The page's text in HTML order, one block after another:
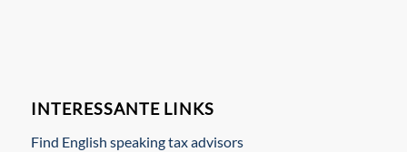
INTERESSANTE LINKS
Find English speaking tax advisors